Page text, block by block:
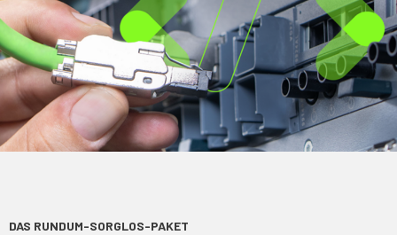
DAS RUNDUM-SORGLOS-PAKET